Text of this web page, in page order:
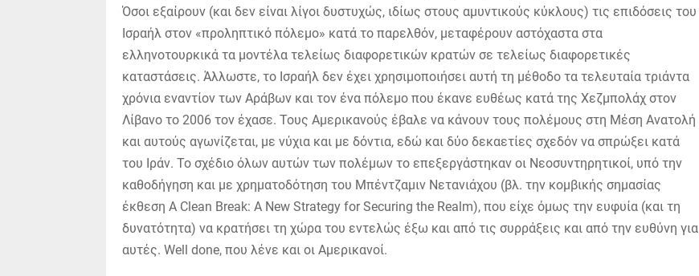
Όσοι εξαίρουν (και δεν είναι λίγοι δυστυχώς, ιδίως στους αμυντικούς κύκλους) τις επιδόσεις του
Ισραήλ στον «προληπτικό πόλεμο» κατά το παρελθόν, μεταφέρουν αστόχαστα στα
ελληνοτουρκικά τα μοντέλα τελείως διαφορετικών κρατών σε τελείως διαφορετικές
καταστάσεις. Άλλωστε, το Ισραήλ δεν έχει χρησιμοποιήσει αυτή τη μέθοδο τα τελευταία τριάντα
χρόνια εναντίον των Αράβων και τον ένα πόλεμο που έκανε ευθέως κατά της Χεζμπολάχ στον
Λίβανο το 2006 τον έχασε. Τους Αμερικανούς έβαλε να κάνουν τους πολέμους στη Μέση Ανατολή
και αυτούς αγωνίζεται, με νύχια και με δόντια, εδώ και δύο δεκαετίες σχεδόν να σπρώξει κατά
του Ιράν. Το σχέδιο όλων αυτών των πολέμων το επεξεργάστηκαν οι Νεοσυντηρητικοί, υπό την
καθοδήγηση και με χρηματοδότηση του Μπέντζαμιν Νετανιάχου (βλ. την κομβικής σημασίας
έκθεση A Clean Break: A New Strategy for Securing the Realm), που είχε όμως την ευφυία (και τη
δυνατότητα) να κρατήσει τη χώρα του εντελώς έξω και από τις συρράξεις και από την ευθύνη για
αυτές. Well done, που λένε και οι Αμερικανοί.